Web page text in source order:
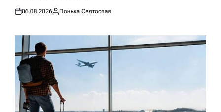
Оприлюднено
06.08.2026
Опубліковано
Понька Святослав